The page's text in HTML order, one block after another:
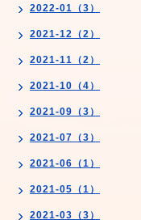
2022-01（3）
2021-12（2）
2021-11（2）
2021-10（4）
2021-09（3）
2021-07（3）
2021-06（1）
2021-05（1）
2021-03（3）